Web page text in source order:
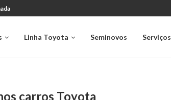
Linha Toyota Seminovos Serviços
carros Toyota